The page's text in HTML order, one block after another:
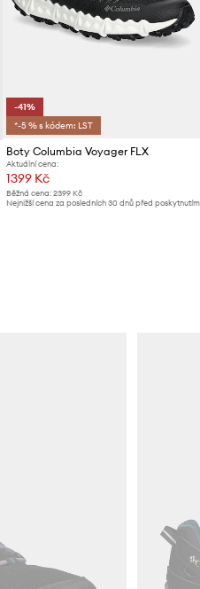
-41%
*-5 % s kódem: LST
Boty Columbia Voyager FLX
Aktuální cena:
1399 Kč
Běžná cena:2399 Kč
Nejnižší cena za posledních 30 dnů před poskytnutím